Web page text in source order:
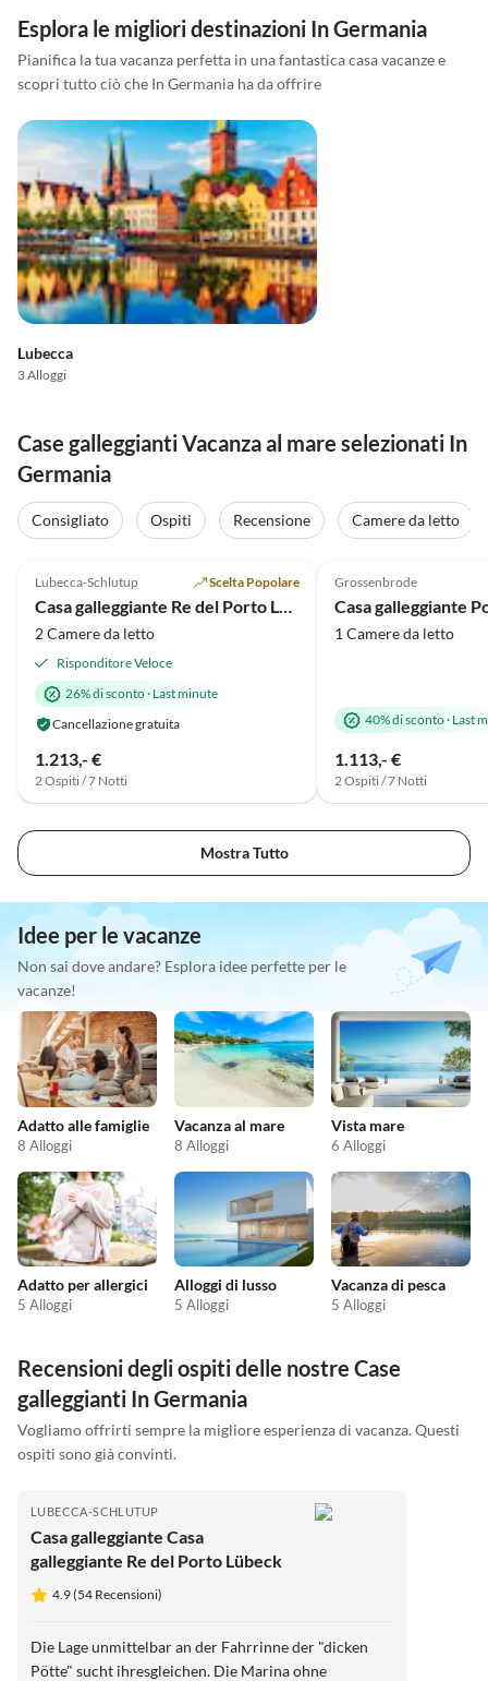
Esplora le migliori destinazioni In Germania
Pianifica la tua vacanza perfetta in una fantastica casa vacanze e
scopri tutto ciò che In Germania ha da offrire
Lubecca
3 Alloggi
Case galleggianti Vacanza al mare selezionati In
Germania
Consigliato Ospiti Recensione
Camere da letto
Lubecca-Schlutup Scelta Popolare
2 Camere da letto
Risponditore Veloce
26% di sconto· Last minute
Cancellazione gratuita
1.213,- €
2 Ospiti / 7 Notti
Grossenbrode
Casa galleggiante
1 Camere da letto
40% di sconto· Last
1.113,- €
2 Ospiti / 7 Notti
Mostra Tutto
Idee per le vacanze
Non sai dove andare? Esplora idee perfette per le
vacanze!
Adatto alle famiglie
8 Alloggi
Vacanza al mare
8 Alloggi
Vista mare
6 Alloggi
Adatto per allergici
5 Alloggi
Alloggi di lusso
5 Alloggi
Vacanza di pesca
5 Alloggi
Recensioni degli ospiti delle nostre Case
galleggianti In Germania
Vogliamo offrirti sempre la migliore esperienza di vacanza. Questi
ospiti sono già convinti.
LUBECCA-SCHLUTUP
Casa galleggiante Casa
galleggiante Re del Porto Lübeck
4.9 (54 Recensioni)
Die Lage unmittelbar an der Fahrrinne der "dicken
Pötte" sucht ihresgleichen. Die Marina ohne